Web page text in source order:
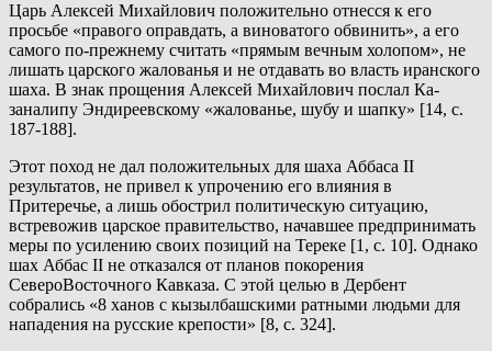
Царь Алексей Михайлович положительно отнесся к его
просьбе «правого оправдать, а виноватого обвинить», а его
самого по-прежнему считать «прямым вечным холопом», не
лишать царского жалованья и не отдавать во власть иранского
шаха. В знак прощения Алексей Михайлович послал Ка-
заналипу Эндиреевскому «жалованье, шубу и шапку» [14, с.
187-188].
Этот поход не дал положительных для шаха Аббаса II
результатов, не привел к упрочению его влияния в
Притеречье, а лишь обострил политическую ситуацию,
встревожив царское правительство, начавшее предпринимать
меры по усилению своих позиций на Тереке [1, с. 10]. Однако
шах Аббас II не отказался от планов покорения
СевероВосточного Кавказа. С этой целью в Дербент
собрались «8 ханов с кызылбашскими ратными людьми для
нападения на русские крепости» [8, с. 324].